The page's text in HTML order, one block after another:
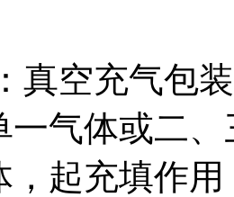
真空充气包
一气体或二
，起充填作